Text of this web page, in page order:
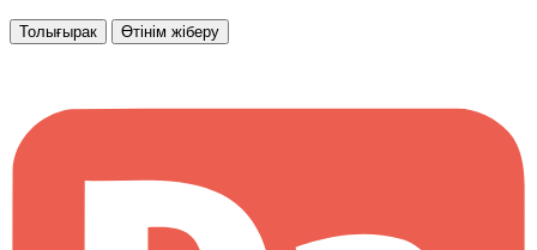
Толығырак Өтінім жіберу